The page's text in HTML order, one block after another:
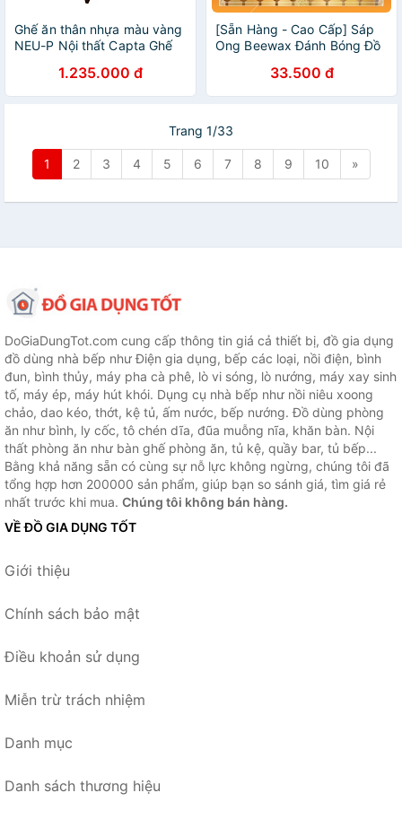
Ghế ăn thân nhựa màu vàng
NEU-P Nội thất Capta Ghế
màu vàng có chân chân ghế
gỗ tự nhiên sơn Cafe
1.235.000 đ
[Sẵn Hàng - Cao Cấp] Sáp
Ong Beewax Đánh Bóng Đồ
Bàn Ghế Gỗ - Tủ Gỗ - Sàn
Gỗ Đa Năng
33.500 đ
Trang 1/33
1 2 3 4 5 6 7 8 9 10 »
DoGiaDungTot.com cung cấp thông tin giá cả thiết bị, đồ gia dụng
đồ dùng nhà bếp như Điện gia dụng, bếp các loại, nồi điện, bình
đun, bình thủy, máy pha cà phê, lò vi sóng, lò nướng, máy xay sinh
tố, máy ép, máy hút khói. Dụng cụ nhà bếp như nồi niêu xoong
chảo, dao kéo, thớt, kệ tủ, ấm nước, bếp nướng. Đồ dùng phòng
ăn như bình, ly cốc, tô chén dĩa, đũa muỗng nĩa, khăn bàn. Nội
thất phòng ăn như bàn ghế phòng ăn, tủ kệ, quầy bar, tủ bếp...
Bằng khả năng sẵn có cùng sự nỗ lực không ngừng, chúng tôi đã
tổng hợp hơn 200000 sản phẩm, giúp bạn so sánh giá, tìm giá rẻ
nhất trước khi mua. Chúng tôi không bán hàng.
VỀ ĐỒ GIA DỤNG TỐT
Giới thiệu
Chính sách bảo mật
Điều khoản sử dụng
Miễn trừ trách nhiệm
Danh mục
Danh sách thương hiệu